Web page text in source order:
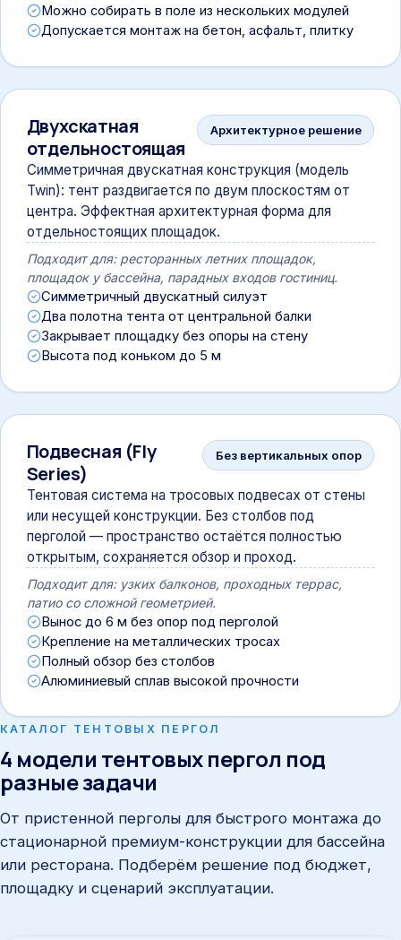
Можно собирать в поле из нескольких модулей
Допускается монтаж на бетон, асфальт, плитку
Двухскатная
отдельностоящая
Архитектурное решение
Симметричная двускатная конструкция (модель
Twin): тент раздвигается по двум плоскостям от
центра. Эффектная архитектурная форма для
отдельностоящих площадок.
Подходит для: ресторанных летних площадок,
площадок у бассейна, парадных входов гостиниц.
Симметричный двускатный силуэт
Два полотна тента от центральной балки
Закрывает площадку без опоры на стену
Высота под коньком до 5 м
Подвесная (Fly
Series)
Без вертикальных опор
Тентовая система на тросовых подвесах от стены
или несущей конструкции. Без столбов под
перголой — пространство остаётся полностью
открытым, сохраняется обзор и проход.
Подходит для: узких балконов, проходных террас,
патио со сложной геометрией.
Вынос до 6 м без опор под перголой
Крепление на металлических тросах
Полный обзор без столбов
Алюминиевый сплав высокой прочности
КАТАЛОГ ТЕНТОВЫХ ПЕРГОЛ
4 модели тентовых пергол под
разные задачи
От пристенной перголы для быстрого монтажа до
стационарной премиум-конструкции для бассейна
или ресторана. Подберём решение под бюджет,
площадку и сценарий эксплуатации.